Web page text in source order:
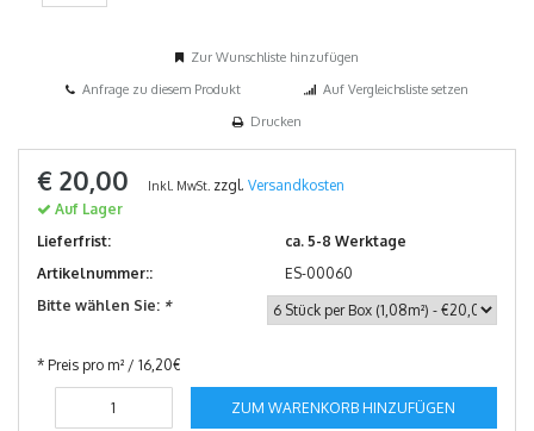
Zur Wunschliste hinzufügen
Anfrage zu diesem Produkt
Auf Vergleichsliste setzen
Drucken
€ 20,00 Inkl. MwSt. zzgl. Versandkosten
Auf Lager
Lieferfrist:
ca. 5-8 Werktage
Artikelnummer::
ES-00060
Bitte wählen Sie: *
* Preis pro m² / 16,20€
ZUM WARENKORB HINZUFÜGEN